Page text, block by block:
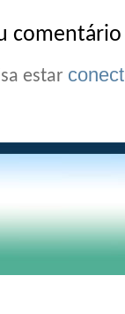
comentário
estar